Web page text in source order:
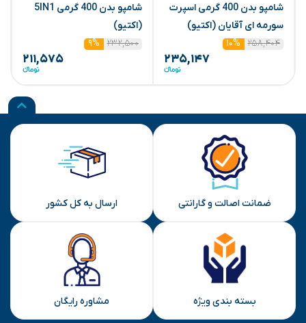
شامپو بدن 400 گرمی اسپرت
سورمه ای آقایان (اکتیو)
۲۵۸,۴۰۴
۱۰%
۲۳۵,۱۴۷
شامپو بدن 400 گرمی 5IN1
(اکتیو)
۲۳۲,۵۰۰
۹%
۲۱۱,۵۷۵
ضمانت اصالت و گارانتی ارسال به کل کشور
بسته بندی ویژه مشاوره رایگان